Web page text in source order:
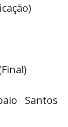
Santos